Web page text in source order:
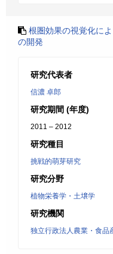
根圏効果の視覚化に
の開発
研究代表者
信濃 卓郎
研究期間 (年度)
2011 – 2012
研究種目
挑戦的萌芽研究
研究分野
植物栄養学・土壌学
研究機関
独立行政法人農業・食品